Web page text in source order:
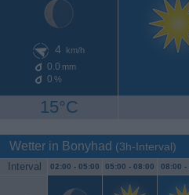
4 km/h
0.0 mm
0 %
15°C
Wetter in Bonyhad (3h-Interval)
Interval 02:00 - 05:00 05:00 - 08:00 08:00 -